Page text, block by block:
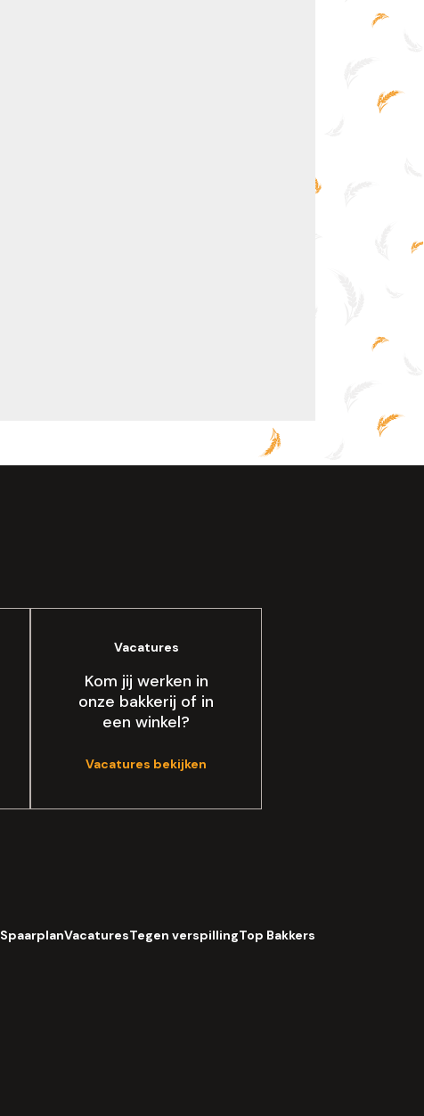
Kom jij werken in
onze bakkerij of in
een winkel?
Vacatures
Vacatures bekijken
SpaarplanVacaturesTegen verspillingTop Bakkers